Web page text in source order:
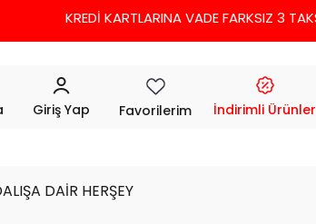
KREDİ KARTLARINA VADE FARKSIZ 3 TAKSİT İMKANI
Giriş Yap Favorilerim İndirimli Ürünler
DAİR HERŞEY